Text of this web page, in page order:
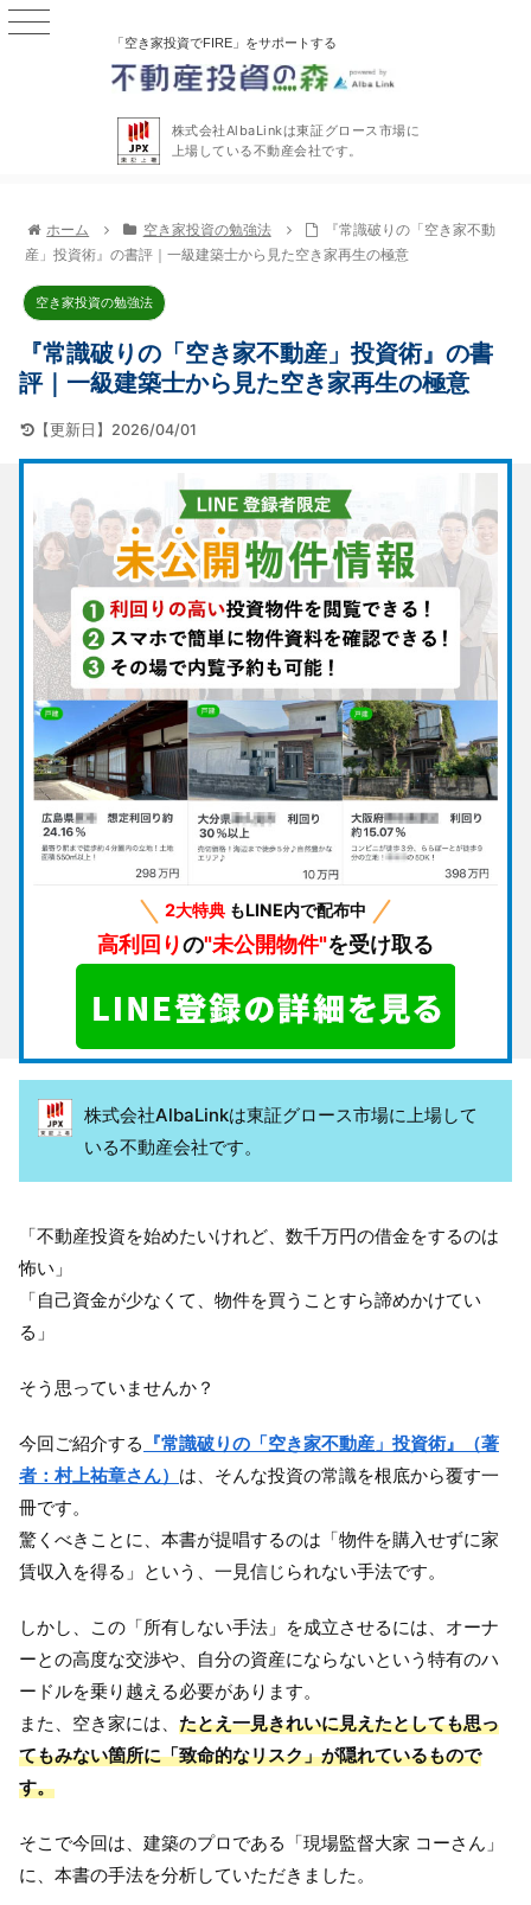
「空き家投資でFIRE」をサポートする
株式会社AlbaLinkは東証グロース市場に
上場している不動産会社です。
ホーム 空き家投資の勉強法
『常識破りの「空き家不動
産」投資術』の書評｜一級建築士から見た空き家再生の極意
空き家投資の勉強法
『常識破りの「空き家不動産」投資術』の書
評｜一級建築士から見た空き家再生の極意
【更新日】2026/04/01
2大特典 もLINE内で配布中
高利回りの"未公開物件"を受け取る
株式会社AlbaLinkは東証グロース市場に上場して
いる不動産会社です。
「不動産投資を始めたいけれど、数千万円の借金をするのは
怖い」
「自己資金が少なくて、物件を買うことすら諦めかけてい
る」
そう思っていませんか？
今回ご紹介する 『常識破りの「空き家不動産」投資術』（著
者：村上祐章さん） は、そんな投資の常識を根底から覆す一
冊です。
驚くべきことに、本書が提唱するのは「物件を購入せずに家
賃収入を得る」という、一見信じられない手法です。
しかし、この「所有しない手法」を成立させるには、オーナ
ーとの高度な交渉や、自分の資産にならないという特有のハ
ードルを乗り越える必要があります。
また、空き家には、 たとえ一見きれいに見えたとしても思っ
てもみない箇所に「致命的なリスク」が隠れているもので
す。
そこで今回は、建築のプロである「現場監督大家 コーさん」
に、本書の手法を分析していただきました。